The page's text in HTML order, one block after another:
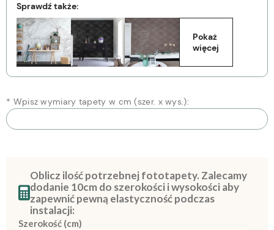
Sprawdź także:
Pokaż
więcej
* Wpisz wymiary tapety w cm (szer. x wys.):
Oblicz ilość potrzebnej fototapety. Zalecamy
dodanie 10cm do szerokości i wysokości aby
zapewnić pewną elastyczność podczas
instalacji:
Szerokość (cm)